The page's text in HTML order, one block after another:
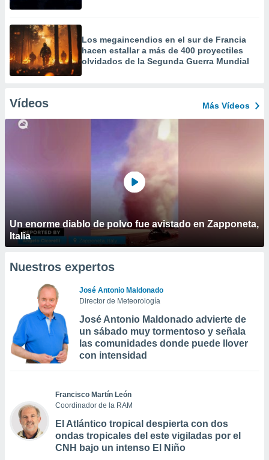
Los megaincendios en el sur de Francia
hacen estallar a más de 400 proyectiles
olvidados de la Segunda Guerra Mundial
Vídeos Más Vídeos
Un enorme diablo de polvo fue avistado en Zapponeta,
Italia
Nuestros expertos
José Antonio Maldonado
Director de Meteorología
José Antonio Maldonado advierte de
un sábado muy tormentoso y señala
las comunidades donde puede llover
con intensidad
Francisco Martín León
Coordinador de la RAM
El Atlántico tropical despierta con dos
ondas tropicales del este vigiladas por el
CNH bajo un intenso El Niño